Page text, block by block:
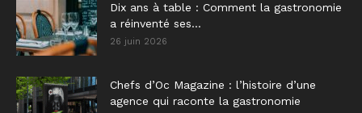
Dix ans à table : Comment la gastronomie
a réinventé ses...
26 juin 2026
Chefs d’Oc Magazine : l’histoire d’une
agence qui raconte la gastronomie